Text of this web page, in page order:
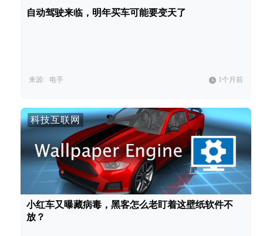
自动驾驶来临，明年买车可能要变天了
来源: 电手 1个月前
科技互联网
小红车又曝藏病毒，黑客怎么老盯着这壁纸软件不
放？